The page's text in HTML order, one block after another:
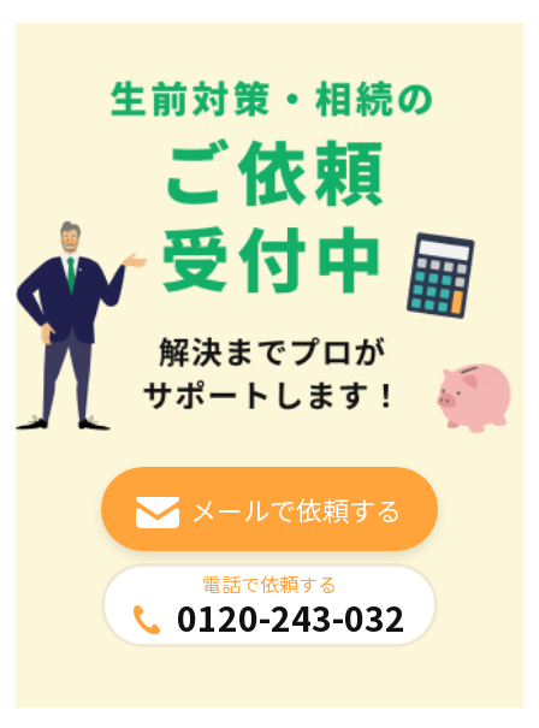
メールで依頼する
電話で依頼する
0120-243-032